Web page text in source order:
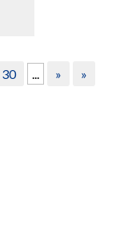
30 ... » »